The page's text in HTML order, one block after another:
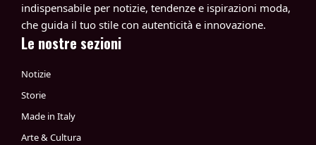
indispensabile per notizie, tendenze e ispirazioni moda,
che guida il tuo stile con autenticità e innovazione.
Le nostre sezioni
Notizie
Storie
Made in Italy
Arte & Cultura